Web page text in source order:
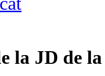
la JD de